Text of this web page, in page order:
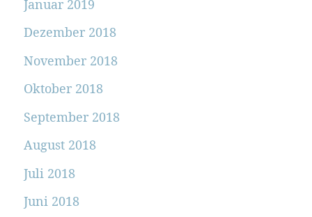
Januar 2019
Dezember 2018
November 2018
Oktober 2018
September 2018
August 2018
Juli 2018
Juni 2018